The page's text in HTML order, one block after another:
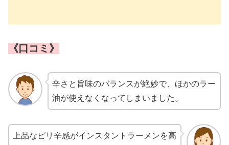
《口コミ》
辛さと旨味のバランスが絶妙で、ほかのラー
油が使えなくなってしまいました。
上品なピリ辛感がインスタントラーメンを高